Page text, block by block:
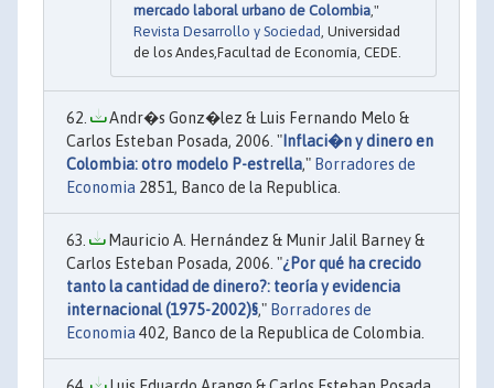
mercado laboral urbano de Colombia ,"
Revista Desarrollo y Sociedad , Universidad
de los Andes,Facultad de Economía, CEDE.
Andr�s Gonz�lez & Luis Fernando Melo &
Carlos Esteban Posada, 2006. " Inflaci�n y dinero en
Colombia: otro modelo P-estrella," Borradores de
Economia 2851, Banco de la Republica.
Mauricio A. Hernández & Munir Jalil Barney &
Carlos Esteban Posada, 2006. "¿Por qué ha crecido
tanto la cantidad de dinero?: teoría y evidencia
internacional (1975-2002)§," Borradores de
Economia 402, Banco de la Republica de Colombia.